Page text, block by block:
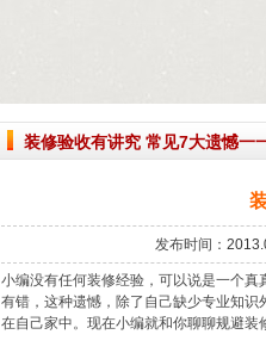
装修验收有讲究 常见7大遗憾一
发布时间：
小编没有任何装修经验，可以说是一个
有错，这种遗憾，除了自己缺少专业知
在自己家中。现在小编就和你聊聊规避装